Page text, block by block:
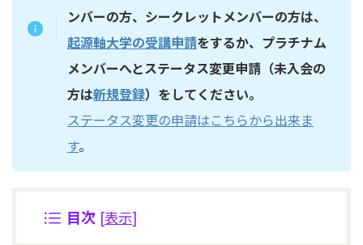
ンバーの方、シークレットメンバーの方は、
起源軸大学の受講申請をするか、プラチナム
メンバーへとステータス変更申請（未入会の
方は新規登録）をしてください。
ステータス変更の申請はこちらから出来ま
す。
目次 [表示]